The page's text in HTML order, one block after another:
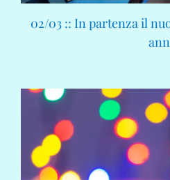
02/03 :: In partenza il